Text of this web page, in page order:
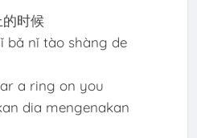
时候
bǎ nǐ tào shàng de
a ring on you
dia mengenakan